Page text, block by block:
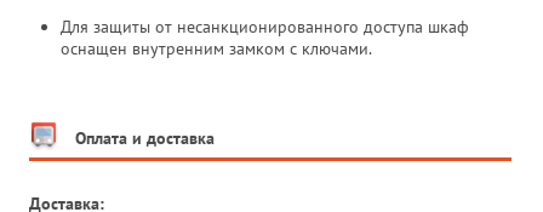
Для защиты от несанкционированного доступа шкаф
оснащен внутренним замком с ключами.
Оплата и доставка
Доставка: